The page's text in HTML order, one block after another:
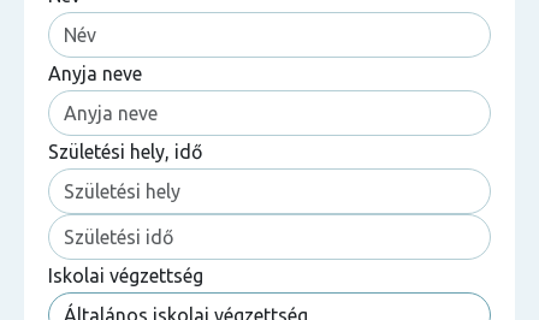
Anyja neve
Születési hely, idő
Iskolai végzettség